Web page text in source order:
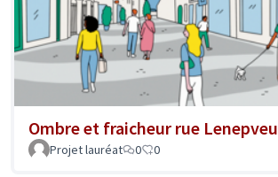
Ombre et fraicheur rue Lenepveu
Projet lauréat 0 0